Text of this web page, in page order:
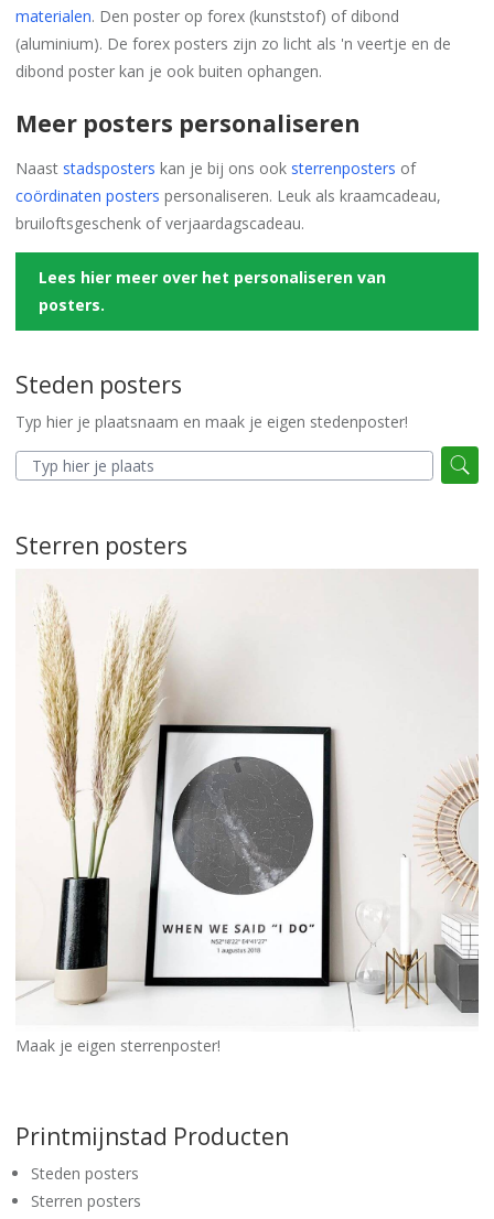
materialen. Den poster op forex (kunststof) of dibond
(aluminium). De forex posters zijn zo licht als 'n veertje en de
dibond poster kan je ook buiten ophangen.
Meer posters personaliseren
Naast stadsposters kan je bij ons ook sterrenposters of
coördinaten posters personaliseren. Leuk als kraamcadeau,
bruiloftsgeschenk of verjaardagscadeau.
Lees hier meer over het personaliseren van
posters.
Steden posters
Typ hier je plaatsnaam en maak je eigen stedenposter!
Sterren posters
Maak je eigen sterrenposter!
Printmijnstad Producten
Steden posters
Sterren posters